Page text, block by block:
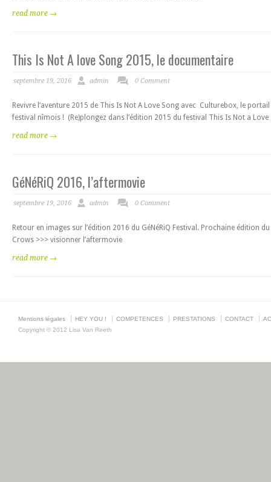
read more →
This Is Not A love Song 2015, le documentaire
septembre 19, 2016 admin 0 Comment
Revivre l’aventure 2015 de This Is Not A Love Song avec Culturebox, le
festival nîmois ! (Re)plongez dans l’édition 2015 du festival This Is Not a
read more →
GéNéRiQ 2016, l’aftermovie
septembre 19, 2016 admin 0 Comment
Retour en images sur l’édition 2016 du GéNéRiQ Festival. Prochaine édition
Crows >>> visionner l’aftermovie
read more →
Mentions légales HEY YOU ! COMPETENCES PRESTATIONS CONTACT
Copyright © 2012 Lisa Van Reeth